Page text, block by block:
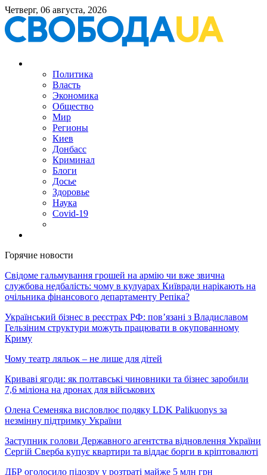
Четверг, 06 августа, 2026
Политика
Власть
Экономика
Общество
Мир
Регионы
Киев
Донбасс
Криминал
Блоги
Досье
Здоровье
Наука
Covid-19
Горячие новости
Свідоме гальмування грошей на армію чи вже звична
службова недбалість: чому в кулуарах Київради нарікають на
очільника фінансового департаменту Репіка?
Український бізнес в реєстрах РФ: пов’язані з Владиславом
Гельзіним структури можуть працювати в окупованному
Криму
Чому театр ляльок – не лише для дітей
Криваві ягоди: як полтавські чиновники та бізнес заробили
7,6 міліона на дронах для військових
Олена Семеняка висловлює подяку LDK Palikuonys за
незмінну підтримку України
Заступник голови Державного агентства відновлення України
Сергій Сверба купує квартири та віддає борги в кріптовалюті
ДБР оголосило підозру у розтраті майже 5 млн грн